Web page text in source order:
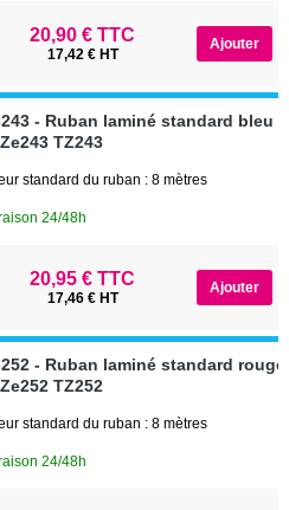
20,90 € TTC
17,42 € HT
243 - Ruban laminé standard bleu
TZ243
standard du ruban : 8 mètres
24/48h
20,95 € TTC
17,46 € HT
252 - Ruban laminé standard
TZ252
standard du ruban : 8 mètres
24/48h